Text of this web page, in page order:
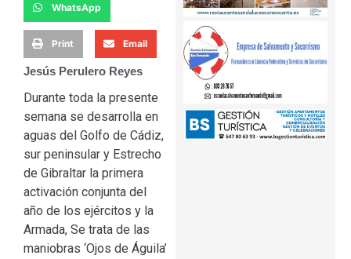
WhatsApp
Print Email
Jesús Perulero Reyes
Durante toda la presente
semana se desarrolla en
aguas del Golfo de Cádiz,
sur peninsular y Estrecho
de Gibraltar la primera
activación conjunta del
año de los ejércitos y la
Armada, Se trata de las
maniobras ‘Ojos de Águila’